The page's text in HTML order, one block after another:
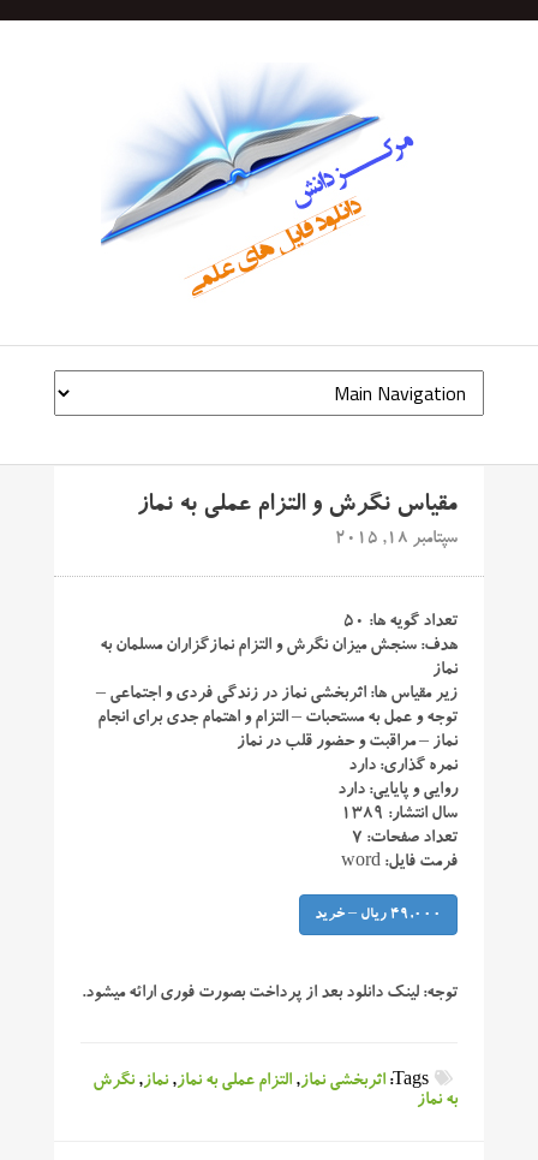
مقیاس نگرش و التزام عملی به نماز
سپتامبر 18, 2015
تعداد گویه ها: ۵۰
هدف: سنجش میزان نگرش و التزام نمازگزاران مسلمان به
نماز
زیر مقیاس ها: اثربخشی نماز در زندگی فردی و اجتماعی –
توجه و عمل به مستحبات – التزام و اهتمام جدی برای انجام
نماز – مراقبت و حضور قلب در نماز
نمره گذاری: دارد
روایی و پایایی: دارد
سال انتشار: ۱۳۸۹
تعداد صفحات: ۷
فرمت فایل: word
49,000 ریال – خرید
توجه: لینک دانلود بعد از پرداخت بصورت فوری ارائه میشود.
Tags: اثربخشی نماز,التزام عملی به نماز,نماز,نگرش
به نماز